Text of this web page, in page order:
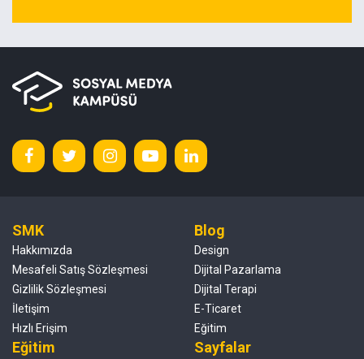
SMK
Hakkımızda
Mesafeli Satış Sözleşmesi
Gizlilik Sözleşmesi
İletişim
Hızlı Erişim
Blog
Design
Dijital Pazarlama
Dijital Terapi
E-Ticaret
Eğitim
Eğitim Sayfalar